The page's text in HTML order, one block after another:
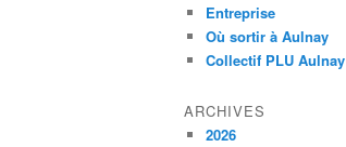
Entreprise
Où sortir à Aulnay
Collectif PLU Aulnay
ARCHIVES
2026